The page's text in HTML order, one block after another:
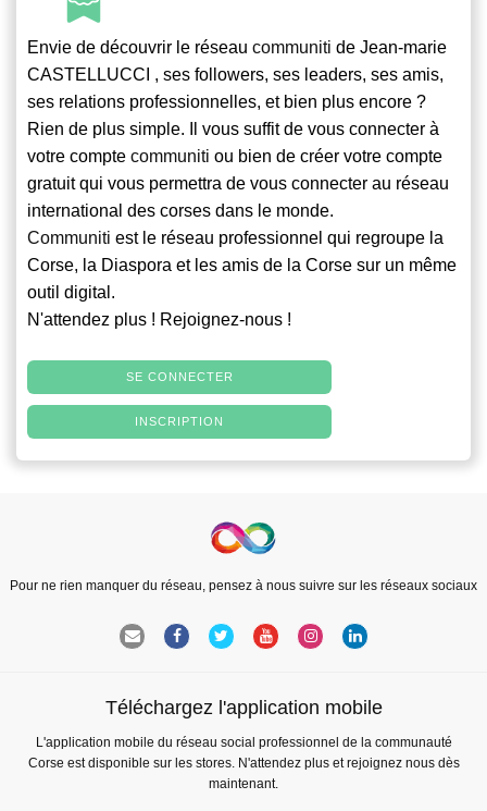
Envie de découvrir le réseau communiti de Jean-marie
CASTELLUCCI , ses followers, ses leaders, ses amis,
ses relations professionnelles, et bien plus encore ?
Rien de plus simple. Il vous suffit de vous connecter à
votre compte communiti ou bien de créer votre compte
gratuit qui vous permettra de vous connecter au réseau
international des corses dans le monde.
Communiti est le réseau professionnel qui regroupe la
Corse, la Diaspora et les amis de la Corse sur un même
outil digital.
N'attendez plus ! Rejoignez-nous !
SE CONNECTER
INSCRIPTION
Pour ne rien manquer du réseau, pensez à nous suivre sur les réseaux sociaux
Téléchargez l'application mobile
L'application mobile du réseau social professionnel de la communauté
Corse est disponible sur les stores. N'attendez plus et rejoignez nous dès
maintenant.